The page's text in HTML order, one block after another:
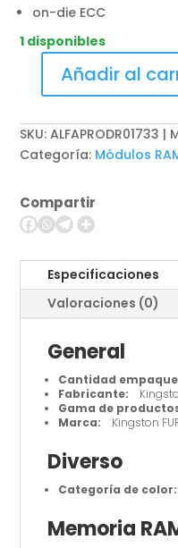
on-die ECC
1 disponibles
Kingston
Beast
DDR5
módulo
cantidad
Añadir al
SKU:ALFAPRODR01733 |
Categoría: Módulos
Compartir
Especificaciones
Valoraciones (0)
General
Cantidad
Fabricante:
Gama de
Marca: Kingston
Diverso
Categoría de color:
Memoria